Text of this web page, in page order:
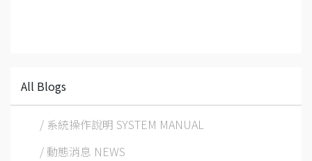
All Blogs
/ 系統操作說明 SYSTEM MANUAL
/ 動態消息 NEWS